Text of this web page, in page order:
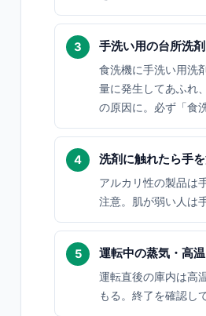
手洗い用の台所洗
食洗機に手洗い用洗
量に発生してあふれ
の原因に。必ず「食
洗剤に触れたら手
アルカリ性の製品は
注意。肌が弱い人は
運転中の蒸気・高
運転直後の庫内は高
もる。終了を確認し